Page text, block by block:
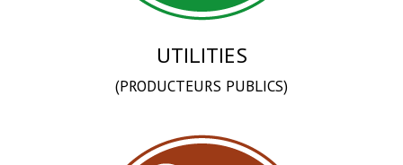
UTILITIES
(PRODUCTEURS PUBLICS)